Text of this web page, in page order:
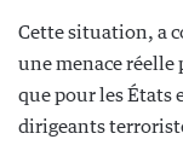
Cette situation, a
une menace réelle
que pour les États
dirigeants